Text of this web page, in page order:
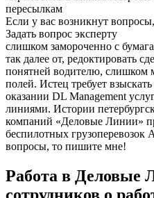
пересылкам
Если у вас возникнут
Задать вопрос эксперту
слишком замороченно с
так далее от, редоктировать
понятней водителю,
полей. Истец требует
оказании DL Management
линиями. Истории
компаний «Деловые Линии»
беспилотных грузоперевозок
вопросы, то пишите мне!
Работа в
сотрудников о